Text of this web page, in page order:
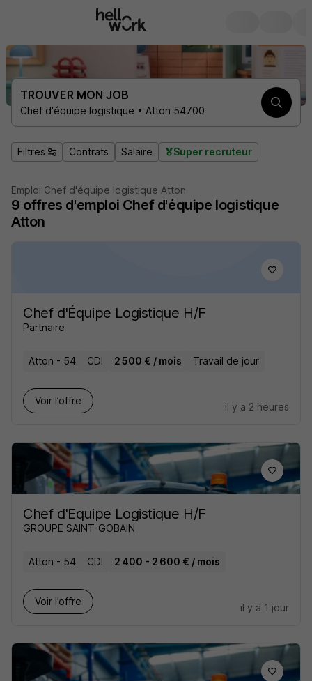
TROUVER MON JOB
Chef d'équipe logistique • Atton 54700
Filtres Contrats Salaire Super recruteur
Emploi Chef d'équipe logistique Atton
9 offres d'emploi Chef d'équipe logistique
Atton
Chef d'Équipe Logistique H/F
Partnaire
Atton - 54 CDI 2 500 € / mois Travail de jour
Voir l’offre
il y a 2 heures
Chef d'Equipe Logistique H/F
GROUPE SAINT-GOBAIN
Atton - 54 CDI 2 400 - 2 600 € / mois
Voir l’offre
il y a 1 jour